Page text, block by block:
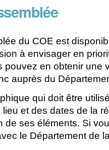
du COE est
à envisager en
pouvez en obtenir
auprès du
qui doit être
et des dates de la
de ses éléments. Si
le Département de